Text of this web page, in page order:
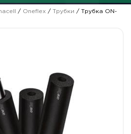
/ Oneflex / Трубки / Трубка ON-